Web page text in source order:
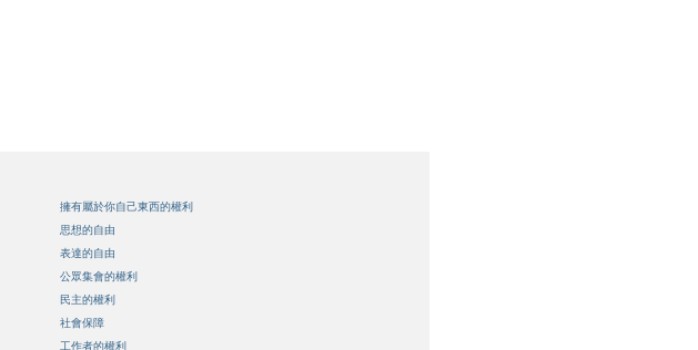
擁有屬於你自己東西的權利
思想的自由
表達的自由
公眾集會的權利
民主的權利
社會保障
工作者的權利